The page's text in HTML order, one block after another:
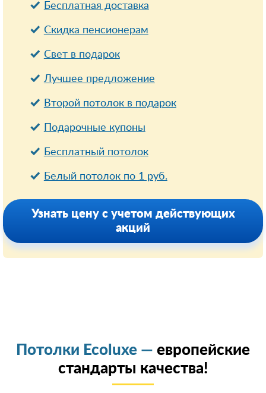
Бесплатная доставка
Cкидка пенсионерам
Свет в подарок
Лучшее предложение
Второй потолок в подарок
Подарочные купоны
Бесплатный потолок
Белый потолок по 1 руб.
Узнать цену с учетом действующих
акций
Потолки Ecoluxe — европейские
стандарты качества!